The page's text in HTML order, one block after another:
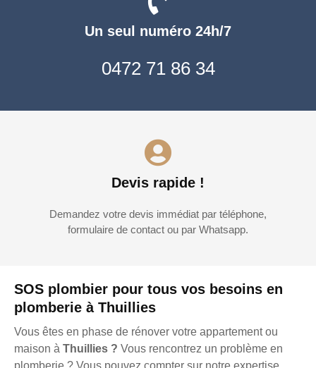
SOS plombier pour tous vos besoins en
plomberie à Thuillies
Vous êtes en phase de rénover votre appartement ou
maison à Thuillies ? Vous rencontrez un problème en
Un seul numéro 24h/7
0472 71 86 34
Devis rapide !
Demandez votre devis immédiat par téléphone,
formulaire de contact ou par Whatsapp.